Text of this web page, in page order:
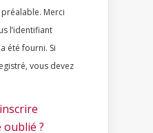
Merci
l’identifiant
vous devez
oublié ?